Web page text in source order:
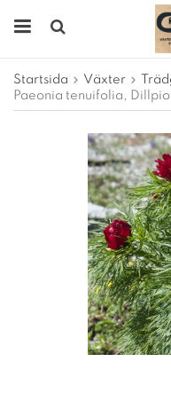
Startsida Växter
Paeonia tenuifolia,